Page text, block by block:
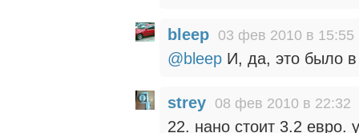
bleep 03 фев 2010 в 15:55
@bleep И, да, это было
strey 08 фев 2010 в 22:32
22. нано стоит 3.2 евро.